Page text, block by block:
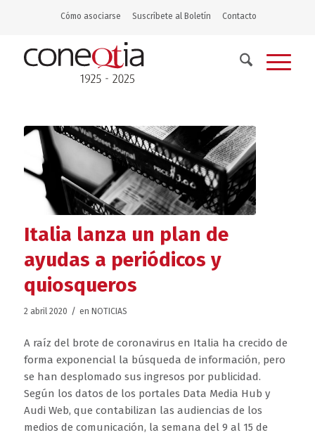
Cómo asociarse Suscríbete al Boletín Contacto
Italia lanza un plan de
ayudas a periódicos y
quiosqueros
2 abril 2020 / en NOTICIAS
A raíz del brote de coronavirus en Italia ha crecido de
forma exponencial la búsqueda de información, pero
se han desplomado sus ingresos por publicidad.
Según los datos de los portales Data Media Hub y
Audi Web, que contabilizan las audiencias de los
medios de comunicación, la semana del 9 al 15 de